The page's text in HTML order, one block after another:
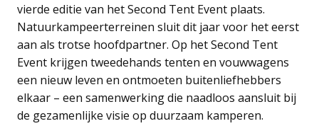
vierde editie van het Second Tent Event plaats.
Natuurkampeerterreinen sluit dit jaar voor het eerst
aan als trotse hoofdpartner. Op het Second Tent
Event krijgen tweedehands tenten en vouwwagens
een nieuw leven en ontmoeten buitenliefhebbers
elkaar – een samenwerking die naadloos aansluit bij
de gezamenlijke visie op duurzaam kamperen.